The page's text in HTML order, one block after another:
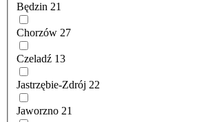
Będzin 21
Chorzów 27
Czeladź 13
Jastrzębie-Zdrój 22
Jaworzno 21